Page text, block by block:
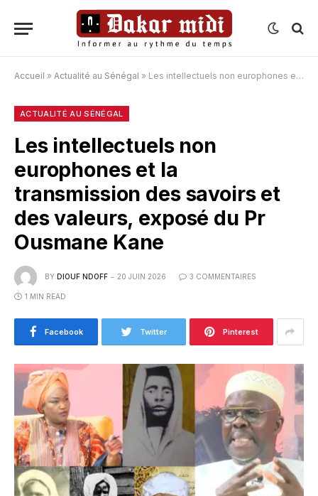
Accueil » Actualité au Sénégal » Les intellectuels non europhones et la transmission des savoirs et des valeurs, exposé du Pr Ousmane Kane
ACTUALITÉ AU SÉNÉGAL
Les intellectuels non
europhones et la
transmission des savoirs et
des valeurs, exposé du Pr
Ousmane Kane
BY DIOUF NDOFF 20 JUIN 2026 3 COMMENTAIRES
1 MIN READ
Facebook Twitter Pinterest